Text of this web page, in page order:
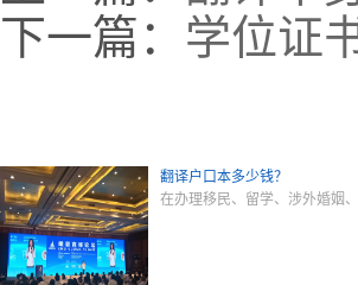
下一篇： 学位证
翻译户口本多少钱？
在办理移民、留学、涉外婚姻